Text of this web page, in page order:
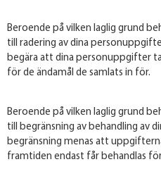
Beroende på vilken laglig grund
till radering av dina
begära att dina personuppgifter
för de ändamål de samlats in för.
Beroende på vilken laglig grund
till begränsning av behandling av
begränsning menas att
framtiden endast får behandlas